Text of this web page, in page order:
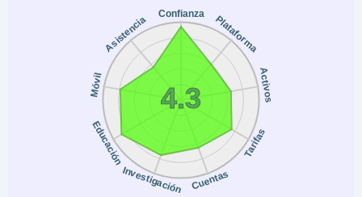
Acciones, Opciones,
ETFs, Cripto
eToro Trading Platform
& CopyTrader
Monedas de cuenta
USD
Trading Automatizado
No
Yes
Stop Loss Garantizado
No
Confianza Plataforma
Activos
Tarifas
Cuentas
Investigación
Educación
Móvil
Asistencia
4.3